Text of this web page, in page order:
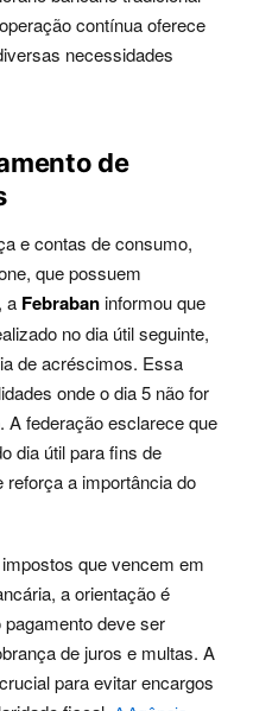
contínua oferece
necessidades
de
e contas de consumo,
que possuem
a Febrabaninformou que
no dia útil seguinte,
de acréscimos. Essa
onde o dia 5 não for
A federação esclarece que
dia útil para fins de
reforça a importância do
que vencem em
a orientação é
deve ser
de juros e multas. A
para evitar encargos